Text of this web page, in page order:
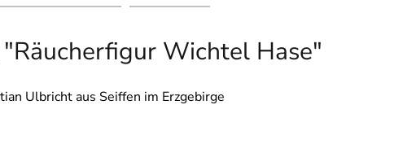
Wichtel Hase"
Ulbricht aus Seiffen im Erzgebirge